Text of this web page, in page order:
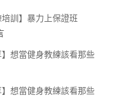
培訓】暴力上保證班
】想當健身教練該看那些
】想當健身教練該看那些